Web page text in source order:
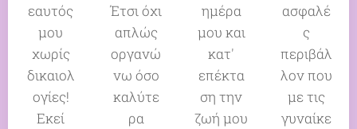
εαυτός
μου
χωρίς
δικαιολ
ογίες!
Εκεί
Έτσι όχι
απλώς
οργανώ
νω όσο
καλύτε
ρα
ημέρα
μου και
κατ'
επέκτα
ση την
ζωή μου
ασφαλέ
ς
περιβάλ
λον που
με τις
γυναίκε